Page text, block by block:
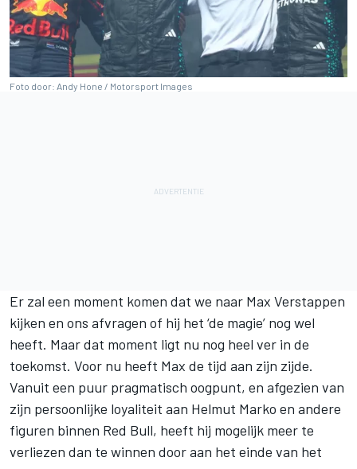
Foto door: Andy Hone / Motorsport Images
Er zal een moment komen dat we naar Max Verstappen
kijken en ons afvragen of hij het ‘de magie’ nog wel
heeft. Maar dat moment ligt nu nog heel ver in de
toekomst. Voor nu heeft Max de tijd aan zijn zijde.
Vanuit een puur pragmatisch oogpunt, en afgezien van
zijn persoonlijke loyaliteit aan Helmut Marko en andere
figuren binnen Red Bull, heeft hij mogelijk meer te
verliezen dan te winnen door aan het einde van het